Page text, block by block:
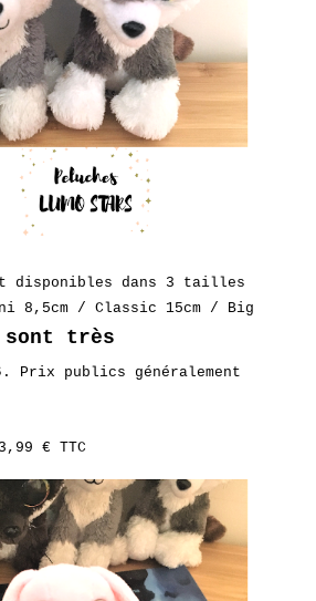
disponibles dans 3 tailles
8,5cm / Classic 15cm / Big
très
.
Prix publics généralement
€ TTC